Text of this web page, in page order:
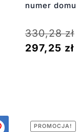
numer domu
330,28zł
297,25 zł
PROMOCJA!